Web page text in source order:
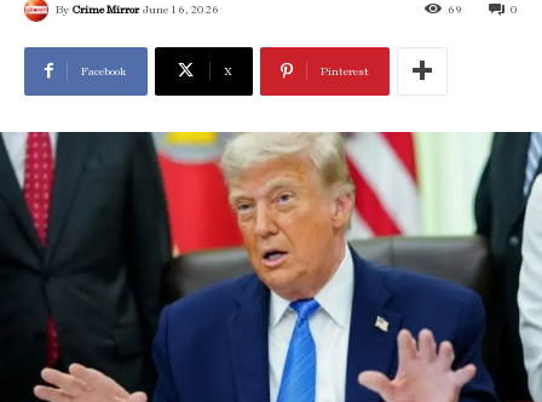
By Crime Mirror June 16, 2026 0
69
Facebook X Pinterest